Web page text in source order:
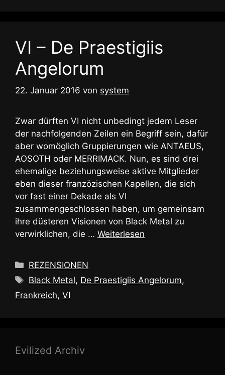
VI – De Praestigiis
Angelorum
22. Januar 2016 von system
Zwar dürften VI nicht unbedingt jedem Leser
der nachfolgenden Zeilen ein Begriff sein, dafür
aber womöglich Gruppierungen wie ANTAEUS,
AOSOTH oder MERRIMACK. Nun, es sind drei
ehemalige beziehungsweise aktive Mitglieder
eben dieser franzözischen Kapellen, die sich
vor fast einer Dekade als VI
zusammengeschlossen haben, um gemeinsam
ihre düsteren Visionen von Black Metal zu
verwirklichen, die … Weiterlesen
Kategorien
REZENSIONEN
Schlagwörter
Black Metal, De Praestigiis Angelorum,
Frankreich, VI
Evilized Archiv